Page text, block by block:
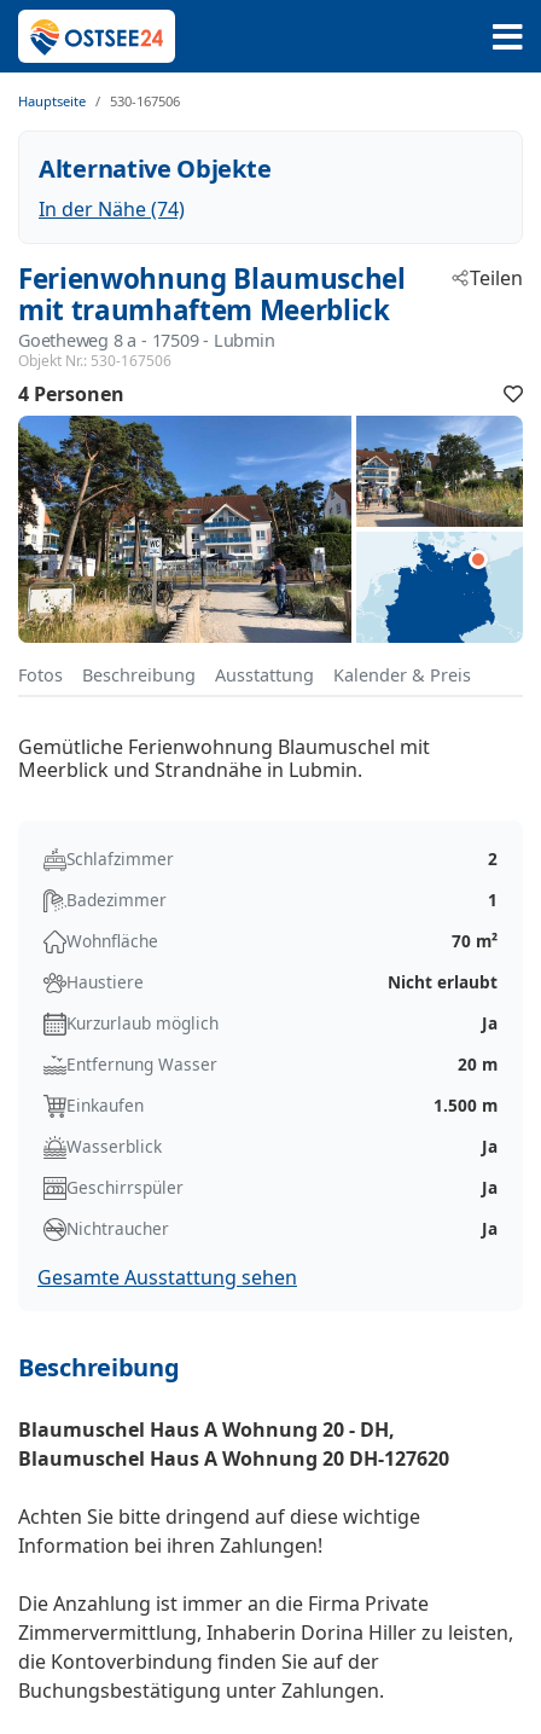
Hauptseite 530-167506
Alternative Objekte
In der Nähe (74)
Ferienwohnung Blaumuschel
mit traumhaftem Meerblick
Goetheweg 8 a - 17509 - Lubmin
Objekt Nr.: 530-167506
Teilen
4 Personen
Fotos Beschreibung Ausstattung Kalender & Preis
Gemütliche Ferienwohnung Blaumuschel mit
Meerblick und Strandnähe in Lubmin.
Schlafzimmer
2
Badezimmer
1
Wohnfläche
70 m²
Haustiere
Nicht erlaubt
Kurzurlaub möglich
Ja
Entfernung Wasser
20 m
Einkaufen
1.500 m
Wasserblick
Ja
Geschirrspüler
Ja
Nichtraucher
Ja
Gesamte Ausstattung sehen
Beschreibung
Blaumuschel Haus A Wohnung 20 - DH,
Blaumuschel Haus A Wohnung 20 DH-127620
Achten Sie bitte dringend auf diese wichtige
Information bei ihren Zahlungen!
Die Anzahlung ist immer an die Firma Private
Zimmervermittlung, Inhaberin Dorina Hiller zu leisten,
die Kontoverbindung finden Sie auf der
Buchungsbestätigung unter Zahlungen.